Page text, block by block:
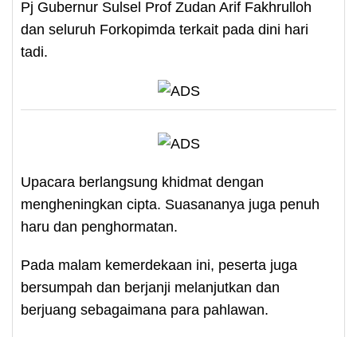
Pj Gubernur Sulsel Prof Zudan Arif Fakhrulloh
dan seluruh Forkopimda terkait pada dini hari
tadi.
Upacara berlangsung khidmat dengan
mengheningkan cipta. Suasananya juga penuh
haru dan penghormatan.
Pada malam kemerdekaan ini, peserta juga
bersumpah dan berjanji melanjutkan dan
berjuang sebagaimana para pahlawan.